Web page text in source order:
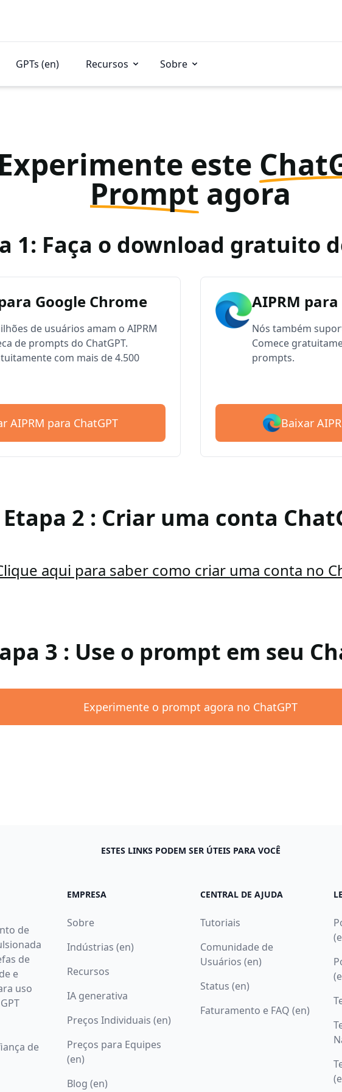
GPTs (en) Recursos Sobre
Experimente este
Prompt agora
1: Faça o download gratuito
Google Chrome
de usuários amam o AIPRM
de prompts do ChatGPT.
com mais de 4.500
AIPRM para ChatGPT
AIPRM para
Nós também
Comece
prompts.
Baixar
Etapa 2 : Criar uma conta
aqui para saber como criar uma conta no
3 : Use o prompt em seu
Experimente o prompt agora no ChatGPT
ESTES LINKS PODEM SER ÚTEIS PARA VOCÊ
de
de
e
uso
de
EMPRESA
Sobre
Indústrias (en)
Recursos
IA generativa
Preços Individuais (en)
Preços para Equipes
(en)
Blog (en)
CENTRAL DE AJUDA
Tutoriais
Comunidade de
Usuários (en)
Status (en)
Faturamento e FAQ (en)